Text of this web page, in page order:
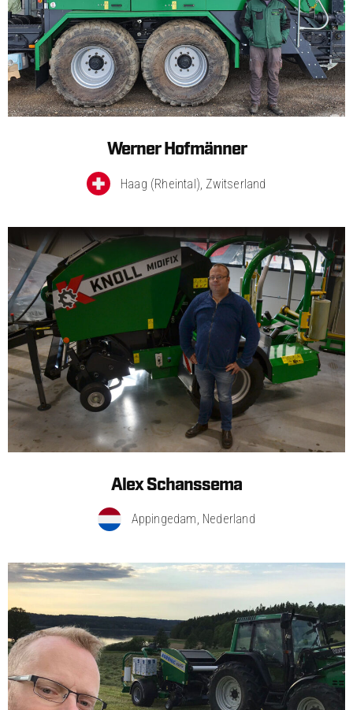
Werner Hofmänner
Haag (Rheintal), Zwitserland​
Alex Schanssema
Appingedam, Nederland